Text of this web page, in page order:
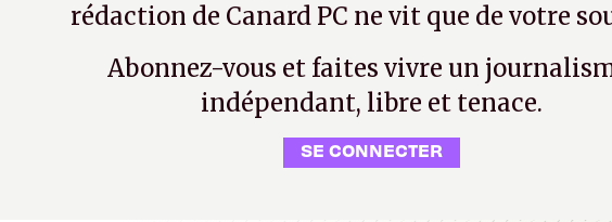
rédaction de Canard PC ne vit que de votre
Abonnez-vous et faites vivre un
indépendant, libre et tenace.
SE CONNECTER